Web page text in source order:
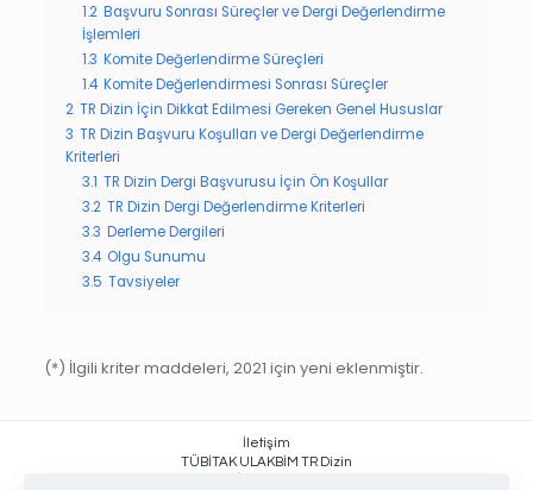
1.2 Başvuru Sonrası Süreçler ve Dergi Değerlendirme
İşlemleri
1.3 Komite Değerlendirme Süreçleri
1.4 Komite Değerlendirmesi Sonrası Süreçler
2 TR Dizin İçin Dikkat Edilmesi Gereken Genel Hususlar
3 TR Dizin Başvuru Koşulları ve Dergi Değerlendirme
Kriterleri
3.1 TR Dizin Dergi Başvurusu İçin Ön Koşullar
3.2 TR Dizin Dergi Değerlendirme Kriterleri
3.3 Derleme Dergileri
3.4 Olgu Sunumu
3.5 Tavsiyeler
(*) İlgili kriter maddeleri, 2021 için yeni eklenmiştir.
İletişim
TÜBİTAK ULAKBİM TR Dizin